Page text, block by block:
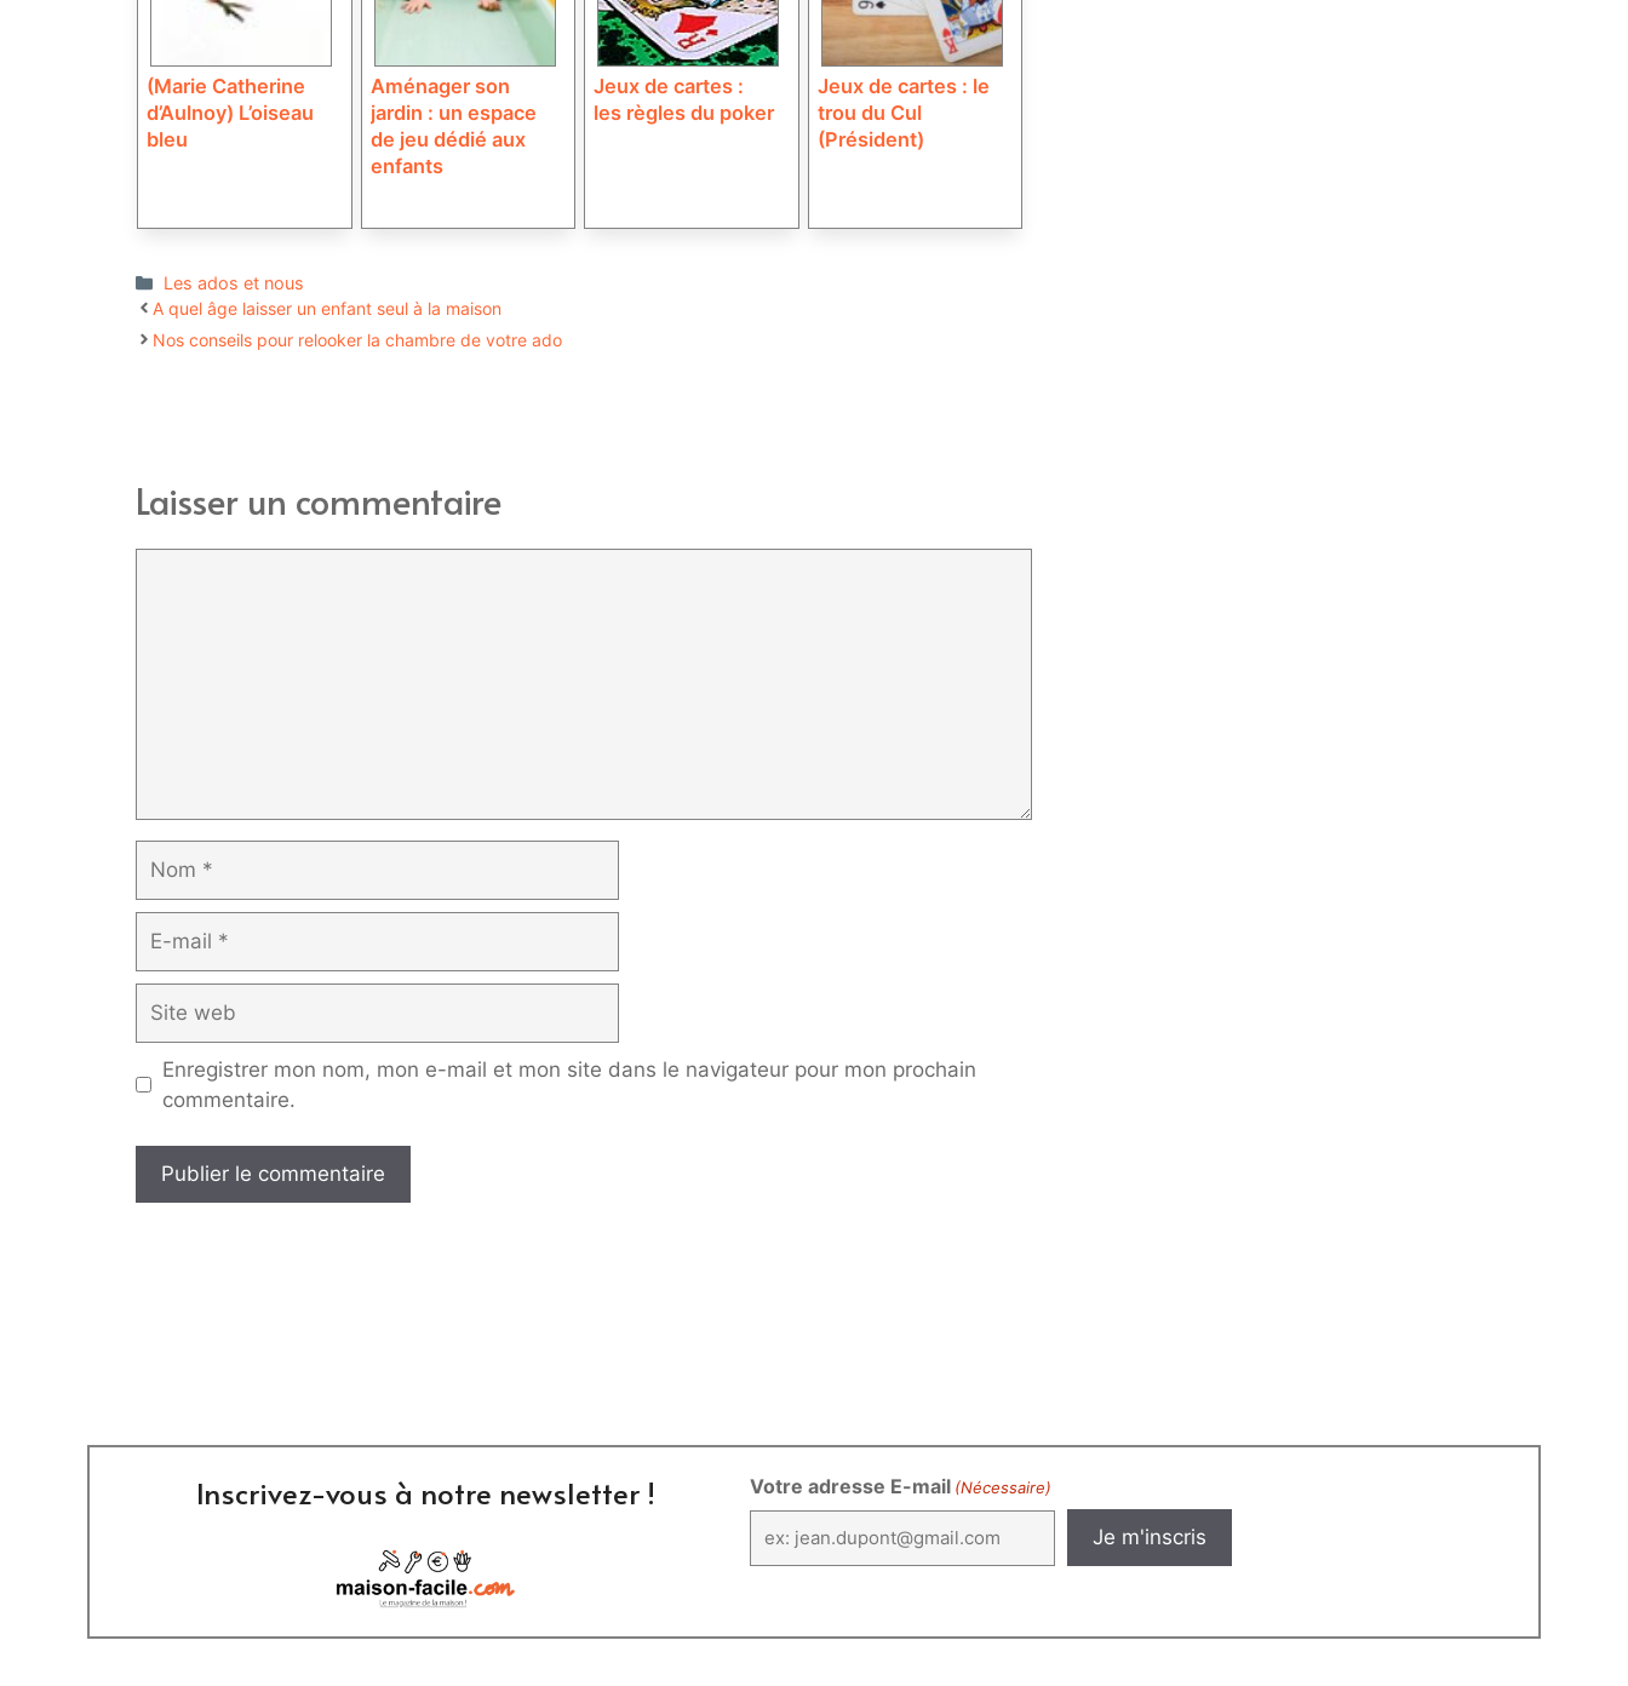
(Marie Catherine
d’Aulnoy) L’oiseau
bleu
Aménager son
jardin : un espace
de jeu dédié aux
enfants
Jeux de cartes :
les règles du poker
Jeux de cartes : le
trou du Cul
(Président)
Catégories
Les ados et nous
A quel âge laisser un enfant seul à la maison
Nos conseils pour relooker la chambre de votre ado
Laisser un commentaire
mail
web
Enregistrer mon nom, mon e-mail et mon site dans le navigateur pour mon prochain
commentaire.
Inscrivez-vous à notre newsletter ! Votre adresse E-mail (Nécessaire)